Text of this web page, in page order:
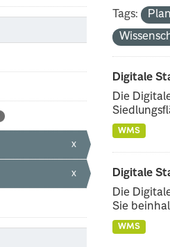
x
x
Tags:
Digitale
Die
WMS
Digitale
Die
Sie
WMS